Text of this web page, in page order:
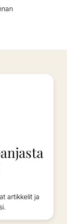
artikkelit ja